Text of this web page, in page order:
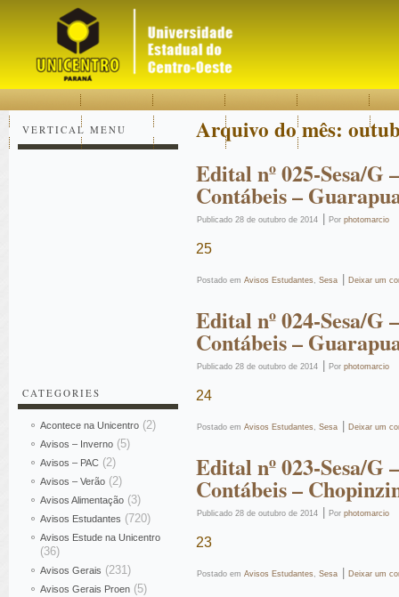
VERTICAL MENU
CATEGORIES
Acontece na Unicentro (2)
Avisos – Inverno (5)
Avisos – PAC (2)
Avisos – Verão (2)
Avisos Alimentação (3)
Avisos Estudantes (720)
Avisos Estude na Unicentro
(36)
Avisos Gerais (231)
Avisos Gerais Proen (5)
Arquivo do mês:
Edital nº 025-Sesa/G
Contábeis –
Publicado 28 de outubro de 2014 Por photomarcio
25
Postado em Avisos Estudantes , Sesa Deixar um
Edital nº 024-Sesa/G
Contábeis –
Publicado 28 de outubro de 2014 Por photomarcio
24
Postado em Avisos Estudantes , Sesa Deixar um
Edital nº 023-Sesa/G
Contábeis –
Publicado 28 de outubro de 2014 Por photomarcio
23
Postado em Avisos Estudantes , Sesa Deixar um